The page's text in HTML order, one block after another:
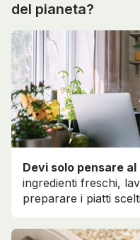
del pianeta?
Devi solo pensare al
ingredienti freschi,
preparare i piatti